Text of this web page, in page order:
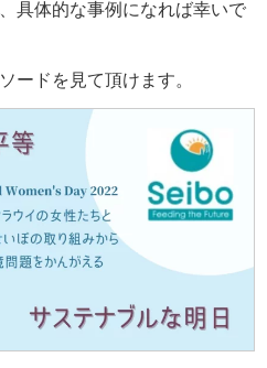
具体的な事例になれば幸いで
ードを見て頂けます。